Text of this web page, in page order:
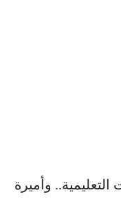
وأميرة